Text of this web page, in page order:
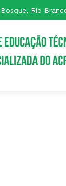
Rio